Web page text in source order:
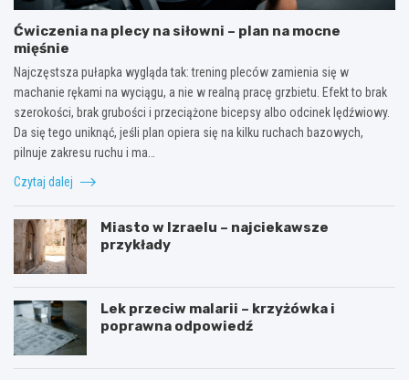
Ćwiczenia na plecy na siłowni – plan na mocne
mięśnie
Najczęstsza pułapka wygląda tak: trening pleców zamienia się w
machanie rękami na wyciągu, a nie w realną pracę grzbietu. Efekt to brak
szerokości, brak grubości i przeciążone bicepsy albo odcinek lędźwiowy.
Da się tego uniknąć, jeśli plan opiera się na kilku ruchach bazowych,
pilnuje zakresu ruchu i ma…
Czytaj dalej
Miasto w Izraelu – najciekawsze
przykłady
Lek przeciw malarii – krzyżówka i
poprawna odpowiedź